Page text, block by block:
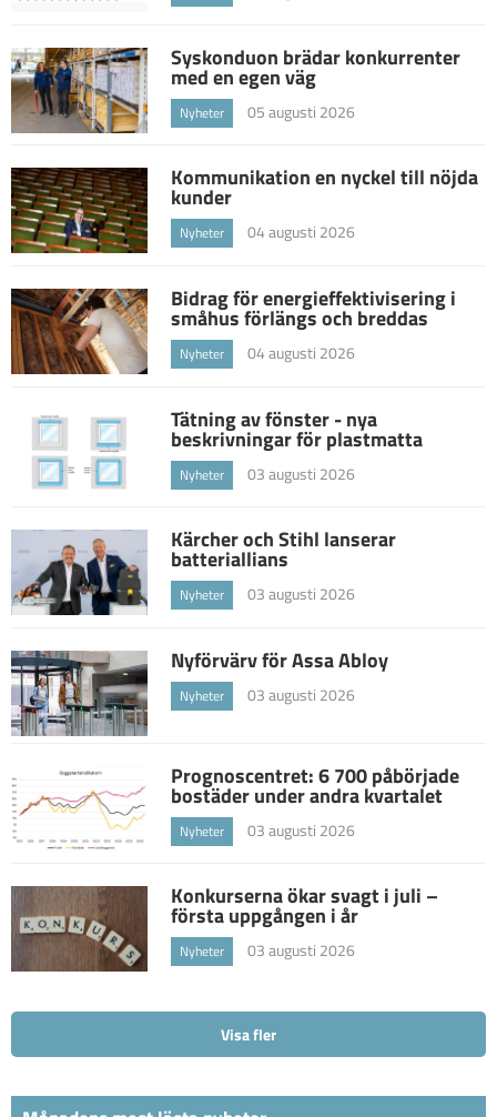
Syskonduon brädar konkurrenter
med en egen väg
Nyheter 05 augusti 2026
Kommunikation en nyckel till nöjda
kunder
Nyheter 04 augusti 2026
Bidrag för energieffektivisering i
småhus förlängs och breddas
Nyheter 04 augusti 2026
Tätning av fönster - nya
beskrivningar för plastmatta
Nyheter 03 augusti 2026
Kärcher och Stihl lanserar
batteriallians
Nyheter 03 augusti 2026
Nyförvärv för Assa Abloy
Nyheter 03 augusti 2026
Prognoscentret: 6 700 påbörjade
bostäder under andra kvartalet
Nyheter 03 augusti 2026
Konkurserna ökar svagt i juli –
första uppgången i år
Nyheter 03 augusti 2026
Visa fler